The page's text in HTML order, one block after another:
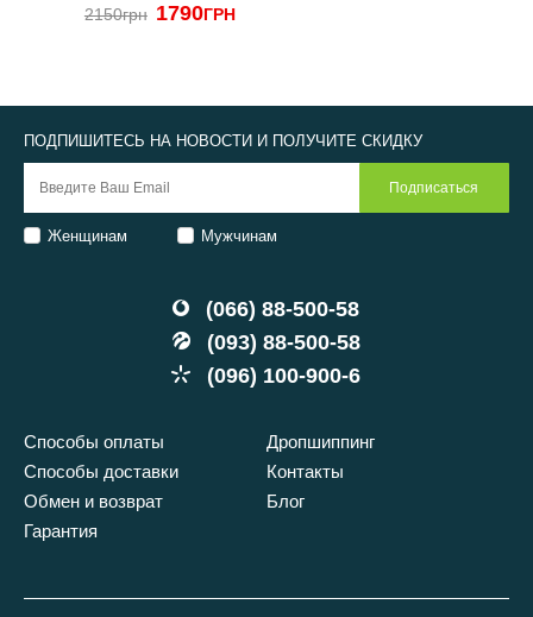
2150грн 1790ГРН
(066) 88-500-58
(093) 88-500-58
(096) 100-900-6
Способы оплаты
Способы доставки
Обмен и возврат
Гарантия
Дропшиппинг
Контакты
Блог
ПОДПИШИТЕСЬ НА НОВОСТИ И ПОЛУЧИТЕ СКИДКУ
Женщинам Мужчинам